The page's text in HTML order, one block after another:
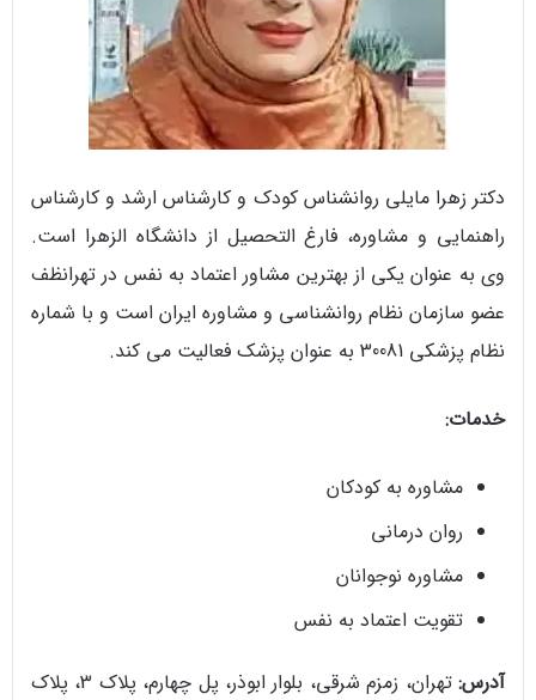
دکتر زهرا مایلی روانشناس کودک و کارشناس ارشد و کارشناس
راهنمایی و مشاوره، فارغ التحصیل از دانشگاه الزهرا است.
وی به عنوان یکی از بهترین مشاور اعتماد به نفس در تهرانظف
عضو سازمان نظام روانشناسی و مشاوره ایران است و با شماره
نظام پزشکی 30081 به عنوان پزشک فعالیت می کند.
خدمات:
مشاوره به کودکان
روان درمانی
مشاوره نوجوانان
تقویت اعتماد به نفس
آدرس:
تهران، زمزم شرقی، بلوار ابوذر، پل چهارم، پلاک 3، پلاک